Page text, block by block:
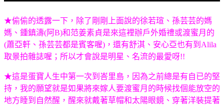
★偷偷的透露一下，除了剛剛上面說的徐若瑄、孫芸芸的媽
媽、鍾鎮濤(阿B)和范姜素貞是來這裡辦戶外婚禮或渡蜜月的
(蕭亞軒、孫芸芸都是賓客喔)，還有舒淇、安心亞也有到Alila
取景拍雜誌喔；所以才會說是明星、名流的最愛呀!!
★這是蛋寶人生中第一次到峇里島，因為之前總是有自已的堅
持，我的願望就是如果將來嫁人要渡蜜月的時候找個能放空的
地方睡到自然醒，醒來就戴著草帽和太陽眼鏡、穿著洋裝提著